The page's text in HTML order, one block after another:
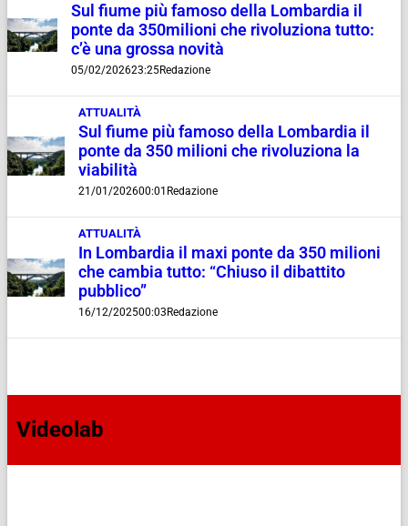
Sul fiume più famoso della Lombardia il
ponte da 350milioni che rivoluziona tutto:
c’è una grossa novità
05/02/202623:25Redazione
ATTUALITÀ
Sul fiume più famoso della Lombardia il
ponte da 350 milioni che rivoluziona la
viabilità
21/01/202600:01 Redazione
ATTUALITÀ
In Lombardia il maxi ponte da 350 milioni
che cambia tutto: “Chiuso il dibattito
pubblico”
16/12/202500:03Redazione
Videolab